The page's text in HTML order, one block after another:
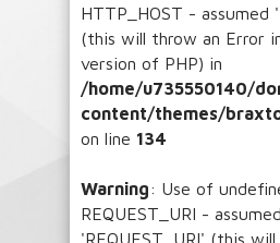
HTTP_HOST - assumed
(this will throw an Error
version of PHP) in
/home/u735550140/
content/themes/
on line 134
Warning: Use of
REQUEST_URI - assumed
'REQUEST_URI' (this